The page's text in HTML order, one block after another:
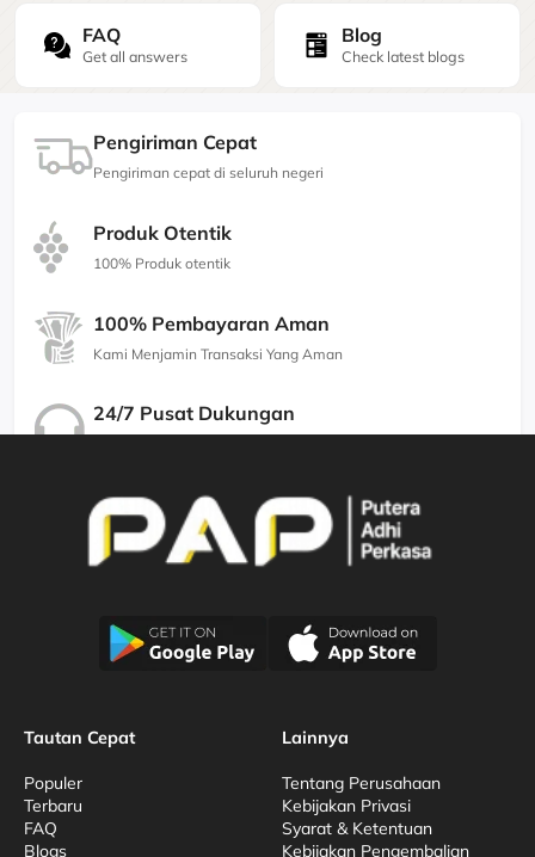
FAQ
Get all answers
Blog
Check latest blogs
Pengiriman Cepat
Pengiriman cepat di seluruh negeri
Produk Otentik
100% Produk otentik
100% Pembayaran Aman
Kami Menjamin Transaksi Yang Aman
24/7 Pusat Dukungan
Tautan Cepat
Populer
Terbaru
FAQ
Blogs
Lainnya
Tentang Perusahaan
Kebijakan Privasi
Syarat & Ketentuan
Kebijakan Pengembalian